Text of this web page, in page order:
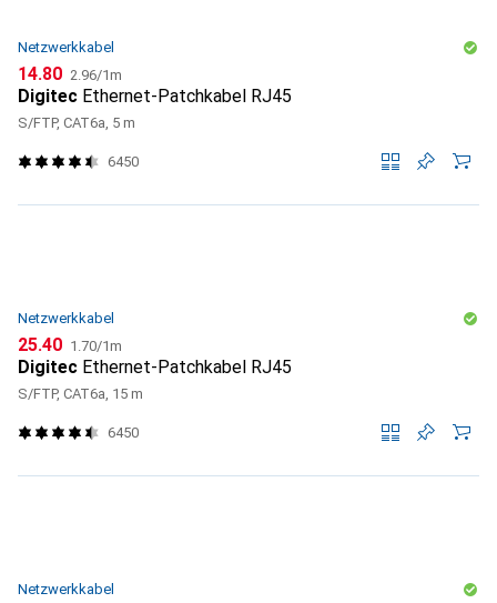
Netzwerkkabel
CHF
14.80 CHF
2.96/1m
Digitec Ethernet-Patchkabel RJ45
S/FTP, CAT6a, 5 m
6450
Netzwerkkabel
CHF
25.40 CHF
1.70/1m
Digitec Ethernet-Patchkabel RJ45
S/FTP, CAT6a, 15 m
6450
Netzwerkkabel